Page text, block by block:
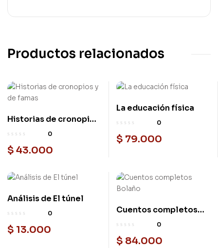
Productos relacionados
Historias de cronopios
y de famas0
$ 43.000
La educación física
0
$ 79.000
Análisis de El túnel
0
$ 13.000
Cuentos completos
Bolaño
0
$ 84.000